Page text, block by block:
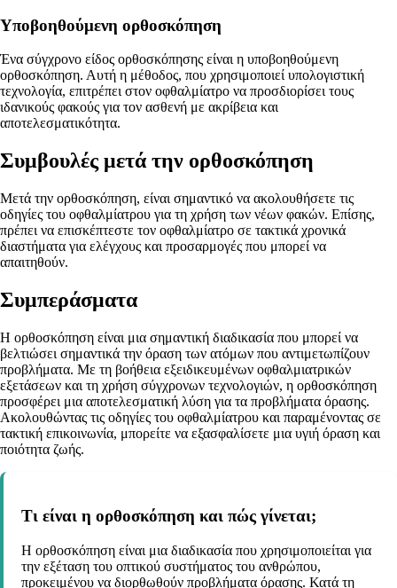
Υποβοηθούμενη ορθοσκόπηση
Ένα σύγχρονο είδος ορθοσκόπησης είναι η υποβοηθούμενη
ορθοσκόπηση. Αυτή η μέθοδος, που χρησιμοποιεί υπολογιστική
τεχνολογία, επιτρέπει στον οφθαλμίατρο να προσδιορίσει τους
ιδανικούς φακούς για τον ασθενή με ακρίβεια και
αποτελεσματικότητα.
Συμβουλές μετά την ορθοσκόπηση
Μετά την ορθοσκόπηση, είναι σημαντικό να ακολουθήσετε τις
οδηγίες του οφθαλμίατρου για τη χρήση των νέων φακών. Επίσης,
πρέπει να επισκέπτεστε τον οφθαλμίατρο σε τακτικά χρονικά
διαστήματα για ελέγχους και προσαρμογές που μπορεί να
απαιτηθούν.
Συμπεράσματα
Η ορθοσκόπηση είναι μια σημαντική διαδικασία που μπορεί να
βελτιώσει σημαντικά την όραση των ατόμων που αντιμετωπίζουν
προβλήματα. Με τη βοήθεια εξειδικευμένων οφθαλμιατρικών
εξετάσεων και τη χρήση σύγχρονων τεχνολογιών, η ορθοσκόπηση
προσφέρει μια αποτελεσματική λύση για τα προβλήματα όρασης.
Ακολουθώντας τις οδηγίες του οφθαλμίατρου και παραμένοντας σε
τακτική επικοινωνία, μπορείτε να εξασφαλίσετε μια υγιή όραση και
ποιότητα ζωής.
Τι είναι η ορθοσκόπηση και πώς γίνεται;
Η ορθοσκόπηση είναι μια διαδικασία που χρησιμοποιείται για
την εξέταση του οπτικού συστήματος του ανθρώπου,
προκειμένου να διορθωθούν προβλήματα όρασης. Κατά τη